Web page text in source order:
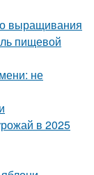
выращивания
пищевой
не
в 2025